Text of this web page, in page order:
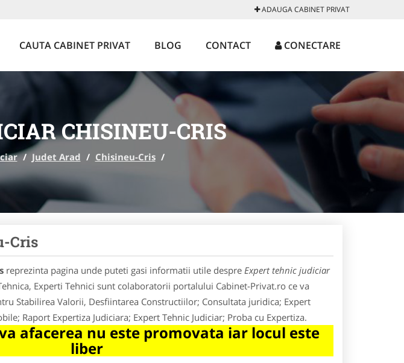
ADAUGA CABINET PRIVAT
CAUTA CABINET PRIVAT BLOG CONTACT CONECTARE
CHISINEU-CRIS
/ Judet Arad / Chisineu-Cris /
Cris
reprezinta pagina unde puteti gasi informatii utile despre Expert tehnic judiciar
Experti Tehnici sunt colaboratorii portalului Cabinet-Privat.ro ce va
Stabilirea Valorii, Desfiintarea Constructiilor; Consultata juridica; Expert
Raport Expertiza Judiciara; Expert Tehnic Judiciar; Proba cu Expertiza.
afacerea nu este promovata iar locul este
liber